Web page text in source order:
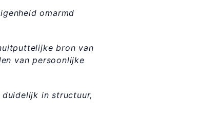
omarmd
bron van
van persoonlijke
duidelijk in structuur,